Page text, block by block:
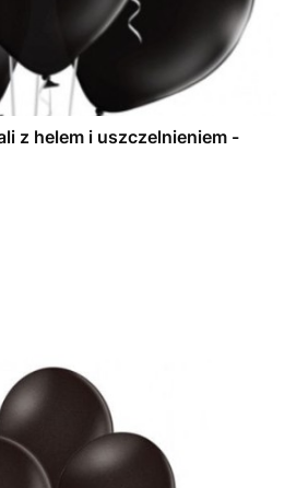
z helem i uszczelnieniem -